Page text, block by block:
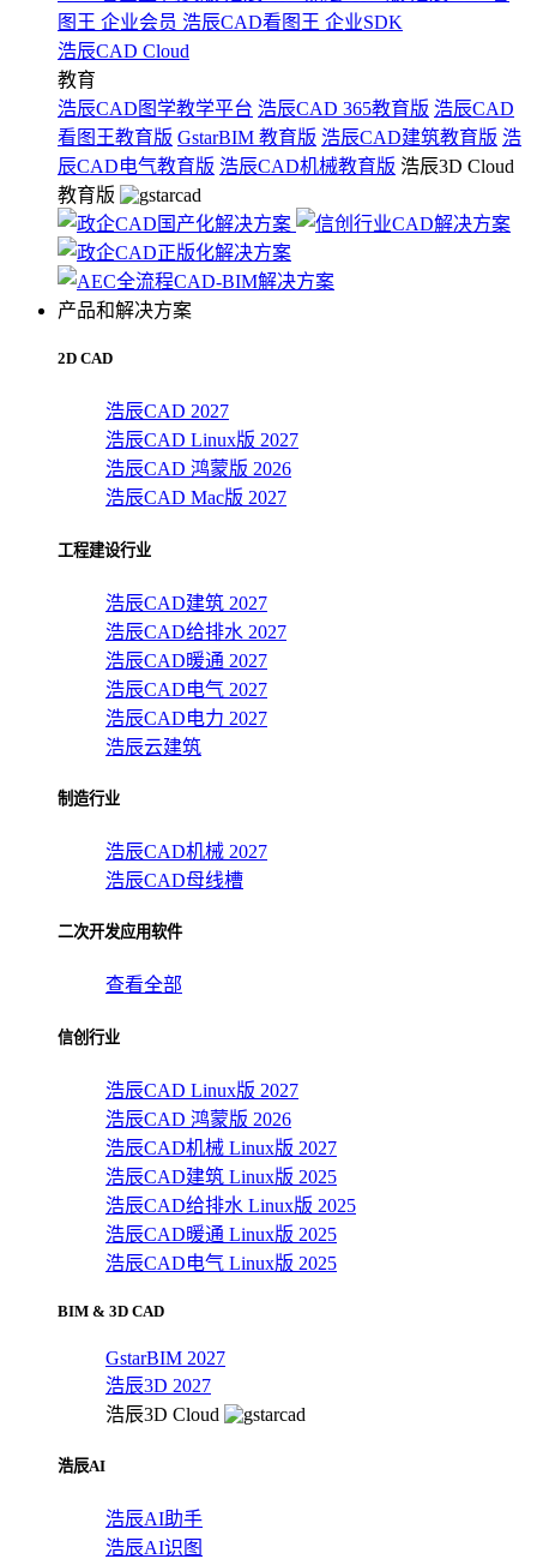
图王 企业会员 浩辰CAD看图王 企业SDK
浩辰CAD Cloud
教育
浩辰CAD图学教学平台 浩辰CAD 365教育版 浩辰CAD
看图王教育版 GstarBIM 教育版 浩辰CAD建筑教育版 浩
辰CAD电气教育版 浩辰CAD机械教育版 浩辰3D Cloud
教育版
产品和解决方案
2D CAD
浩辰CAD 2027
浩辰CAD Linux版 2027
浩辰CAD 鸿蒙版 2026
浩辰CAD Mac版 2027
工程建设行业
浩辰CAD建筑 2027
浩辰CAD给排水 2027
浩辰CAD暖通 2027
浩辰CAD电气 2027
浩辰CAD电力 2027
浩辰云建筑
制造行业
浩辰CAD机械 2027
浩辰CAD母线槽
二次开发应用软件
查看全部
信创行业
浩辰CAD Linux版 2027
浩辰CAD 鸿蒙版 2026
浩辰CAD机械 Linux版 2027
浩辰CAD建筑 Linux版 2025
浩辰CAD给排水 Linux版 2025
浩辰CAD暖通 Linux版 2025
浩辰CAD电气 Linux版 2025
BIM & 3D CAD
GstarBIM 2027
浩辰3D 2027
浩辰3D Cloud
浩辰AI
浩辰AI助手
浩辰AI识图